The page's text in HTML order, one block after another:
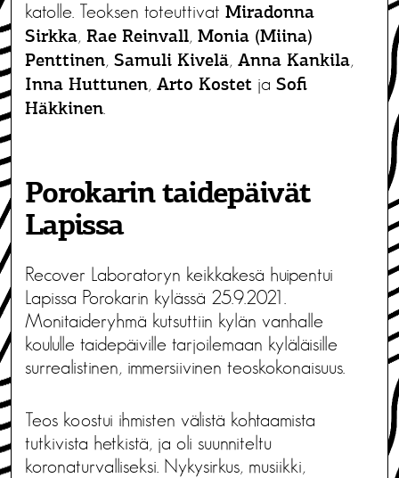
katolle. Teoksen toteuttivat Miradonna
Sirkka, Rae Reinvall, Monia (Miina)
Penttinen, Samuli Kivelä, Anna Kankila,
Inna Huttunen, Arto Kostet ja Sofi
Häkkinen
Porokarin taidepäivät
Lapissa
Recover Laboratoryn keikkakesä huipentui
Lapissa Porokarin kylässä 25.9.2021.
Monitaideryhmä kutsuttiin kylän vanhalle
koululle taidepäiville tarjoilemaan kyläläisille
surrealistinen, immersiivinen teoskokonaisuus.
Teos koostui ihmisten välistä kohtaamista
tutkivista hetkistä, ja oli suunniteltu
koronaturvalliseksi. Nykysirkus, musiikki,